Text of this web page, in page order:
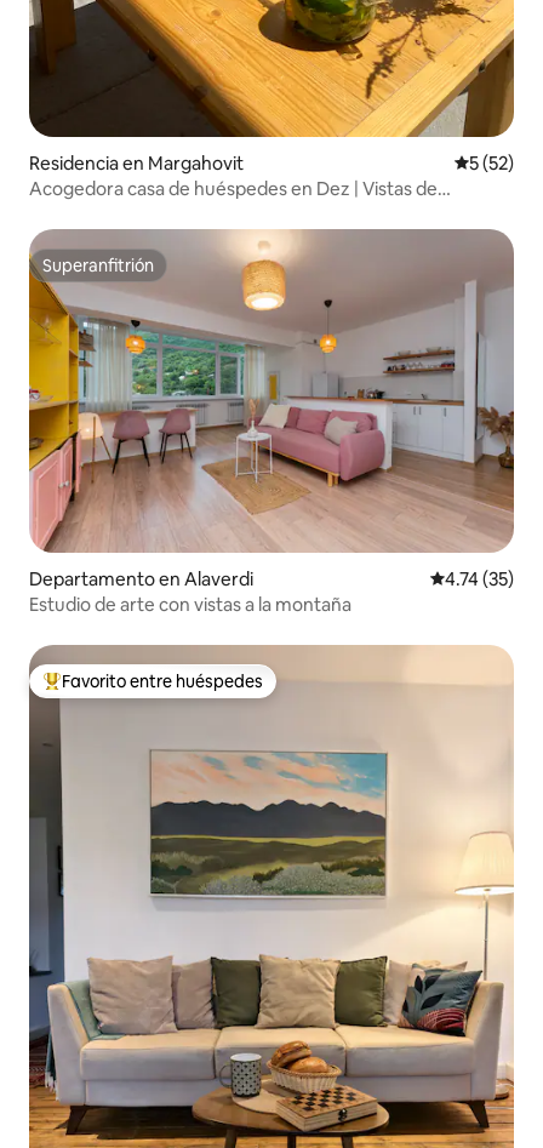
Residencia en Margahovit
5 (52)
Acogedora casa de huéspedes en Dez | Vistas de
Superanfitrión
Superanfitrión
Departamento en Alaverdi Calificación
4.74 (35)
Estudio de arte con vistas a la montaña
De los mejores en Favorito entre huéspedes
Favorito entre huéspedes